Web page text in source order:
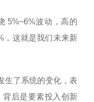
5%~6%波动，高的
，这就是我们未来新
生了系统的变化，表
后是要素投入创新